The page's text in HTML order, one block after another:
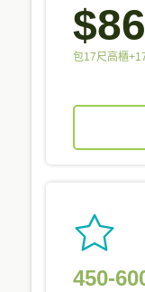
包17尺高櫃
450-